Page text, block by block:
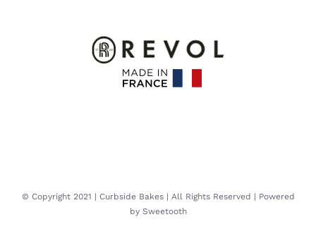
© Copyright 2021 | Curbside Bakes | All Rights Reserved | Powered
by Sweetooth